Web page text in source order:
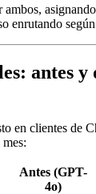
ambos,
enrutando
antes y
en clientes de
Antes (GPT-
4o)